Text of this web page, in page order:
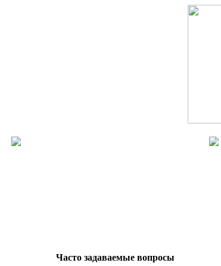
Часто задаваемые вопросы